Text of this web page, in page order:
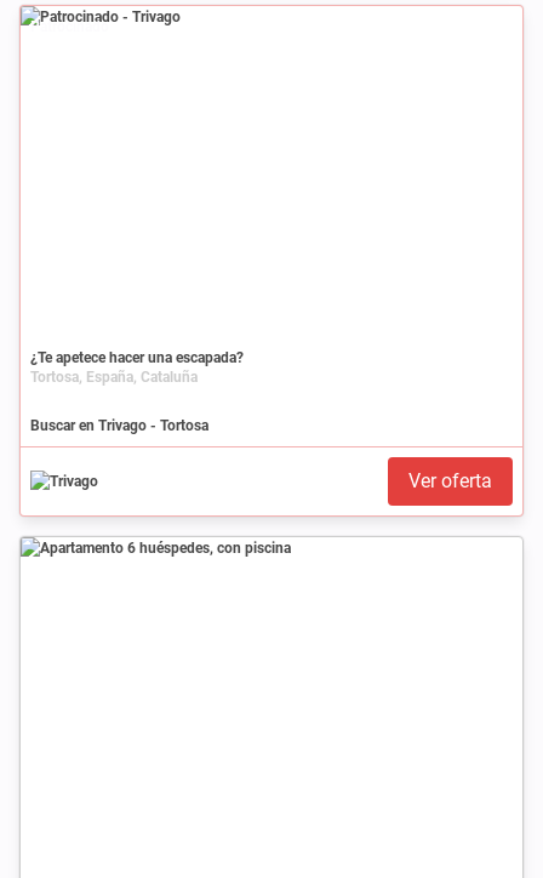
Patrocinado
¿Te apetece hacer una escapada?
Tortosa, España, Cataluña
Buscar en Trivago - Tortosa
Ver oferta